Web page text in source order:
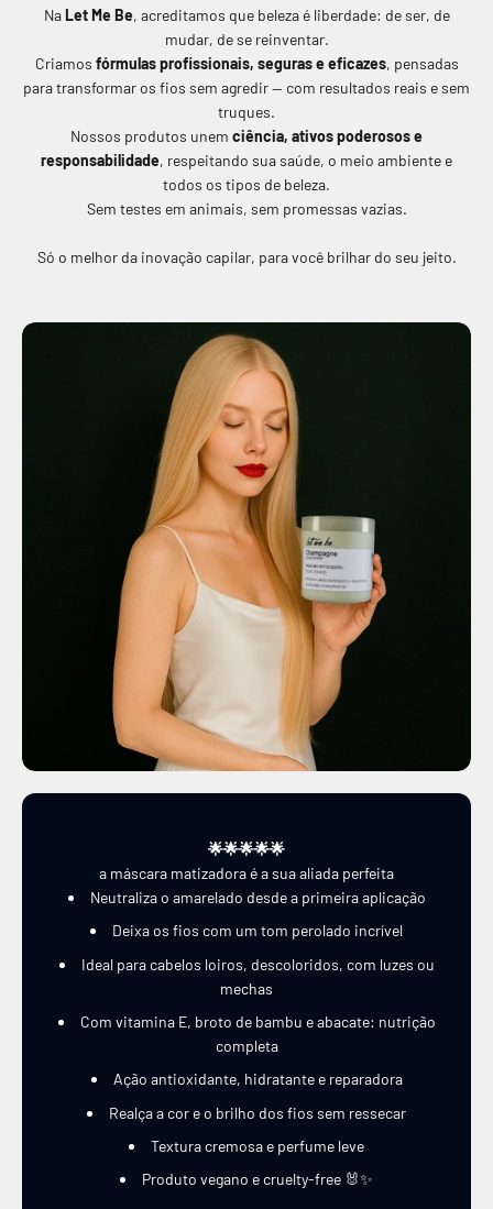
NaLet Me Be, acreditamos que beleza é liberdade: de ser, de
mudar, de se reinventar.
Criamos fórmulas profissionais, seguras e eficazes, pensadas
para transformar os fios sem agredir — com resultados reais e sem
truques.
Nossos produtos unem ciência, ativos poderosos e
responsabilidade, respeitando sua saúde, o meio ambiente e
todos os tipos de beleza.
Sem testes em animais, sem promessas vazias.
Só o melhor da inovação capilar, para você brilhar do seu jeito.
🌟🌟🌟🌟🌟
a máscara matizadora é a sua aliada perfeita
Neutraliza o amarelado desde a primeira aplicação
Deixa os fios com um tom perolado incrível
Ideal para cabelos loiros, descoloridos, com luzes ou
mechas
Com vitamina E, broto de bambu e abacate: nutrição
completa
Ação antioxidante, hidratante e reparadora
Realça a cor e o brilho dos fios sem ressecar
Textura cremosa e perfume leve
Produto vegano e cruelty-free 🐰✨